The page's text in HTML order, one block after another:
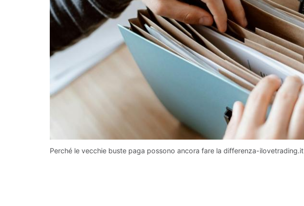
Perché le vecchie buste paga possono ancora fare la differenza-ilovetrading.it